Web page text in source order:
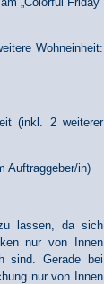
Wohneinheit:
(inkl. 2 weiterer
Auftraggeber/in)
lassen, da sich
nur von Innen
sind. Gerade bei
nur von Innen